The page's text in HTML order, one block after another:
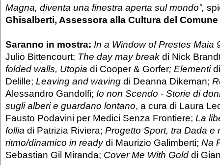
Magna, diventa una finestra aperta sul mondo”,
Ghisalberti, Assessora alla Cultura del
Saranno in mostra: In a Window of Prestes Maia
Julio Bittencourt; The day may break di Nick
folded walls, Utopia di Cooper & Gorfer; Elementi
Delille; Leaving and waving di Deanna Dikeman;
Alessandro Gandolfi; Io non Scendo - Storie di
sugli alberi e guardano lontano, a cura di Laura
Fausto Podavini per Medici Senza Frontiere; La
follia di Patrizia Riviera; Progetto Sport, tra Dada e
ritmo/dinamico in readydi Maurizio Galimberti; Na
Sebastian Gil Miranda; Cover Me With Gold di